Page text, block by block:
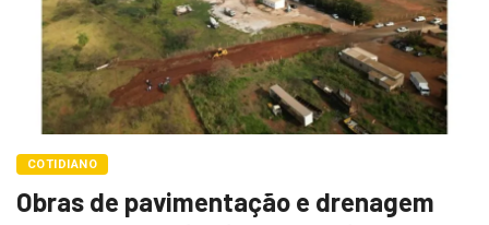
COTIDIANO
Obras de pavimentação e drenagem
começam no Distrito Industrial II